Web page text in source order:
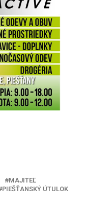
MAJITEĽ
PIEŠŤANSKÝ ÚTULOK